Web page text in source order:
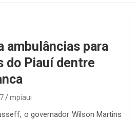
ambulâncias para
do Piauí dentre
mpiaui
o governador Wilson Martins